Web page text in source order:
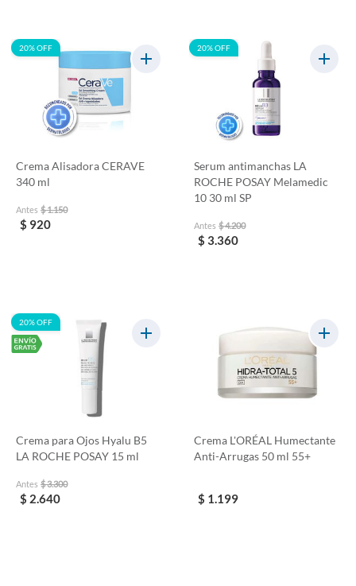
20% OFF
Crema Alisadora CERAVE
340 ml
Antes $ 1.150
$ 920
20% OFF
Serum antimanchas LA
ROCHE POSAY Melamedic
10 30 ml SP
Antes $ 4.200
$ 3.360
20% OFF
Crema para Ojos Hyalu B5
LA ROCHE POSAY 15 ml
Antes $ 3.300
$ 2.640
Crema L'ORÉAL Humectante
Anti-Arrugas 50 ml 55+
$ 1.199